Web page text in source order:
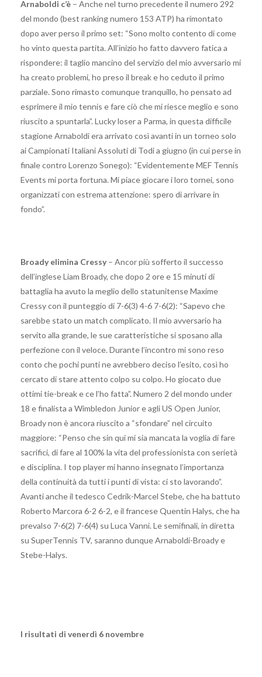
Arnaboldi c’è – Anche nel turno precedente il numero 292
del mondo (best ranking numero 153 ATP) ha rimontato
dopo aver perso il primo set: “Sono molto contento di come
ho vinto questa partita. All’inizio ho fatto davvero fatica a
rispondere: il taglio mancino del servizio del mio avversario mi
ha creato problemi, ho preso il break e ho ceduto il primo
parziale. Sono rimasto comunque tranquillo, ho pensato ad
esprimere il mio tennis e fare ciò che mi riesce meglio e sono
riuscito a spuntarla”. Lucky loser a Parma, in questa difficile
stagione Arnaboldi era arrivato così avanti in un torneo solo
ai Campionati Italiani Assoluti di Todi a giugno (in cui perse in
finale contro Lorenzo Sonego): “Evidentemente MEF Tennis
Events mi porta fortuna. Mi piace giocare i loro tornei, sono
organizzati con estrema attenzione: spero di arrivare in
fondo”.
Broady elimina Cressy– Ancor più sofferto il successo
dell’inglese Liam Broady, che dopo 2 ore e 15 minuti di
battaglia ha avuto la meglio dello statunitense Maxime
Cressy con il punteggio di 7-6(3) 4-6 7-6(2): “Sapevo che
sarebbe stato un match complicato. Il mio avversario ha
servito alla grande, le sue caratteristiche si sposano alla
perfezione con il veloce. Durante l’incontro mi sono reso
conto che pochi punti ne avrebbero deciso l’esito, così ho
cercato di stare attento colpo su colpo. Ho giocato due
ottimi tie-break e ce l’ho fatta”. Numero 2 del mondo under
18 e finalista a Wimbledon Junior e agli US Open Junior,
Broady non è ancora riuscito a “sfondare” nel circuito
maggiore: “Penso che sin qui mi sia mancata la voglia di fare
sacrifici, di fare al 100% la vita del professionista con serietà
e disciplina. I top player mi hanno insegnato l’importanza
della continuità da tutti i punti di vista: ci sto lavorando”.
Avanti anche il tedesco Cedrik-Marcel Stebe, che ha battuto
Roberto Marcora 6-2 6-2, e il francese Quentin Halys, che ha
prevalso 7-6(2) 7-6(4) su Luca Vanni. Le semifinali, in diretta
su SuperTennis TV, saranno dunque Arnaboldi-Broady e
Stebe-Halys.
I risultati di venerdì 6 novembre